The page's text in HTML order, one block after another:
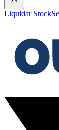
Liquidar Stock